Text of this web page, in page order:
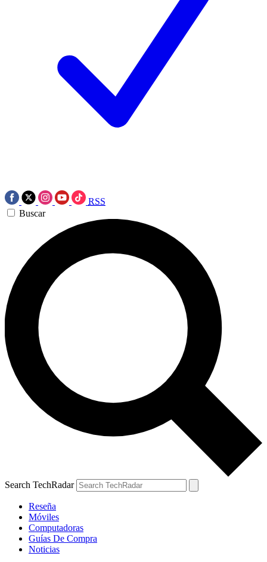
RSS
Buscar
Search TechRadar
Reseña
Móviles
Computadoras
Guías De Compra
Noticias